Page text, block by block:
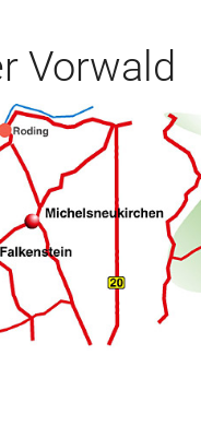
Vorwald